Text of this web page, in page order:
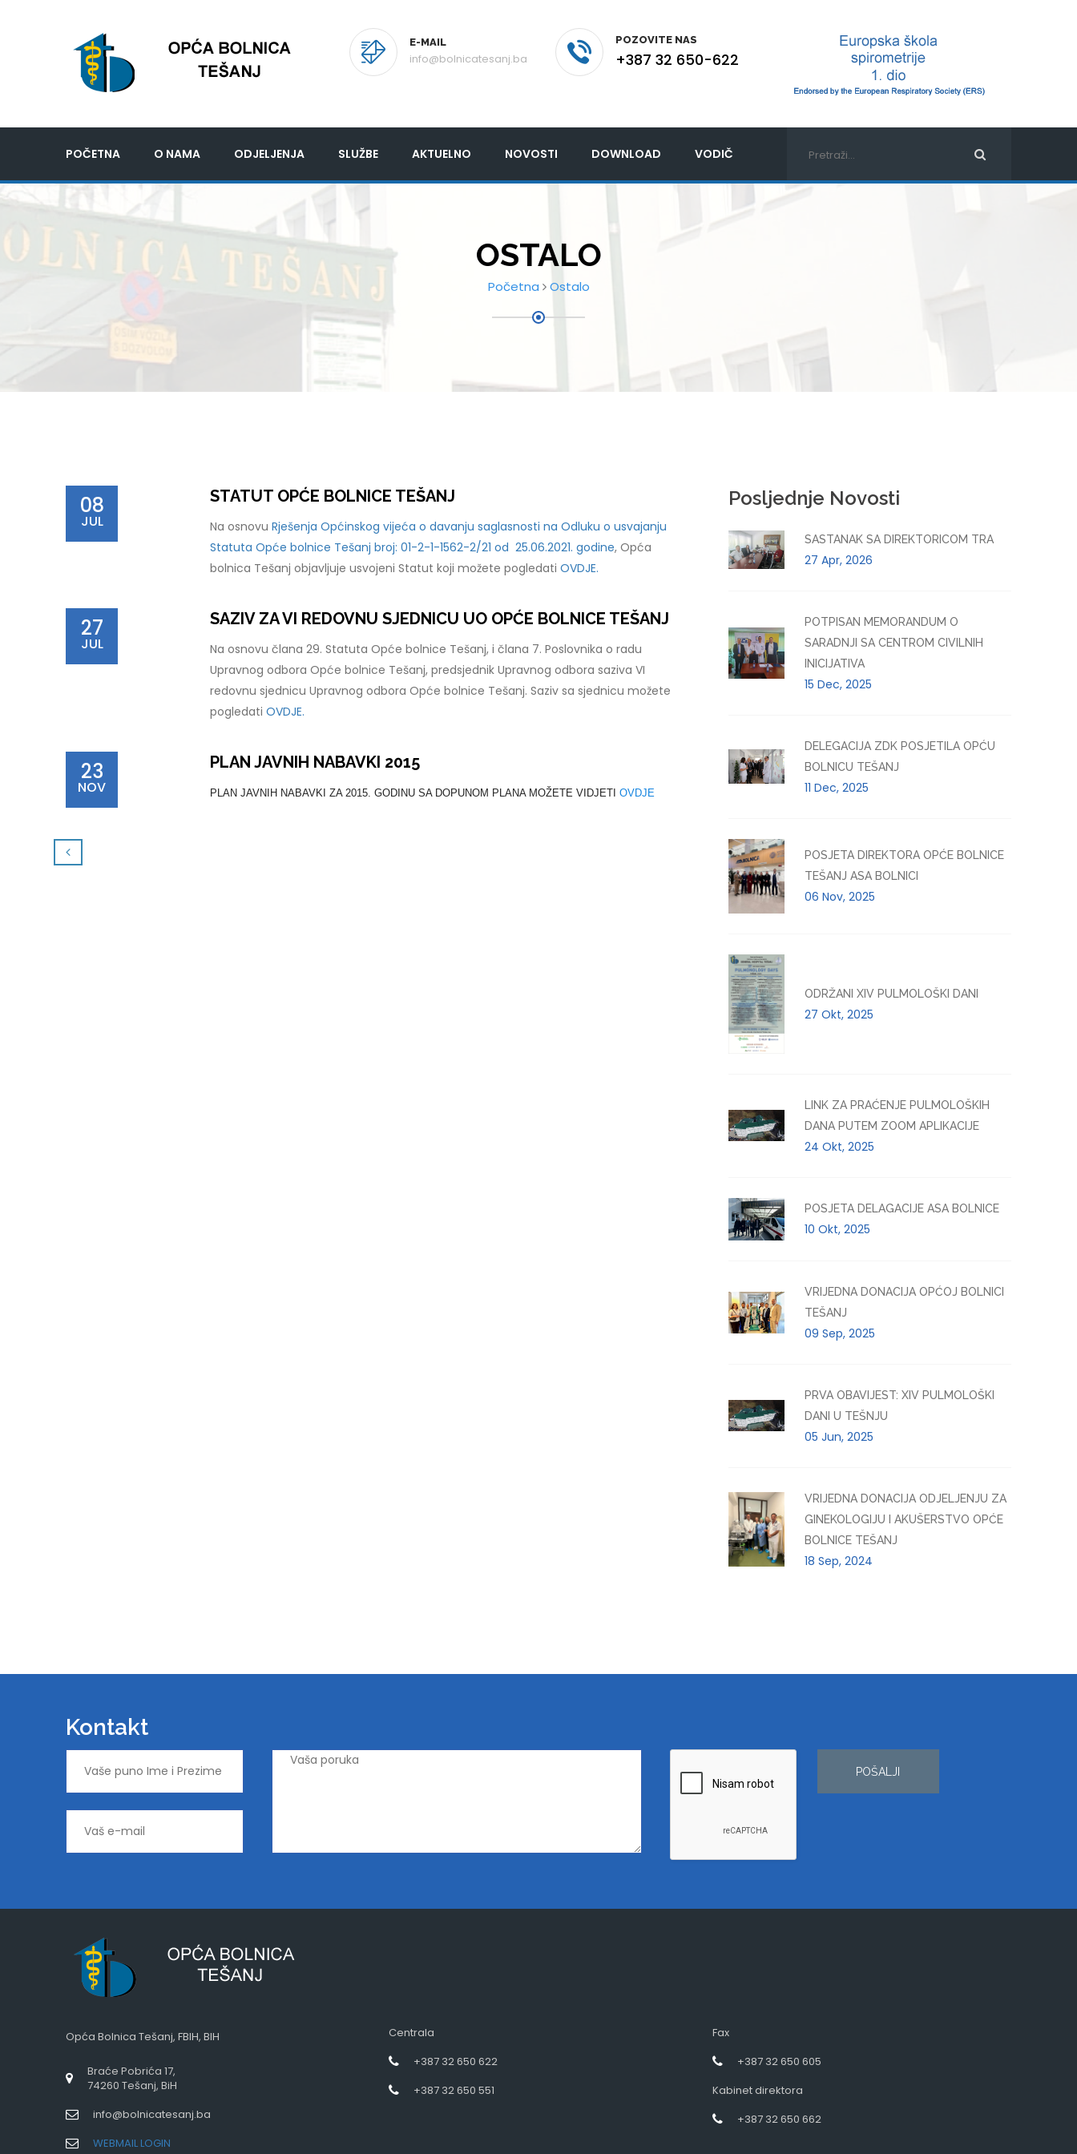
E-MAIL
info@bolnicatesanj.ba
POZOVITE NAS
+387 32 650-622
POČETNA O NAMA ODJELJENJA SLUŽBE AKTUELNO NOVOSTI DOWNLOAD VODIČ
OSTALO
Početna Ostalo
08
JUL
STATUT OPĆE BOLNICE TEŠANJ
Na osnovu Rješenja Općinskog vijeća o davanju saglasnosti na Odluku o usvajanju
Statuta Opće bolnice Tešanj broj: 01-2-1-1562-2/21 od 25.06.2021. godine, Opća
bolnica Tešanj objavljuje usvojeni Statut koji možete pogledati OVDJE.
27
JUL
SAZIV ZA VI REDOVNU SJEDNICU UO OPĆE BOLNICE TEŠANJ
Na osnovu člana 29. Statuta Opće bolnice Tešanj, i člana 7. Poslovnika o radu
Upravnog odbora Opće bolnice Tešanj, predsjednik Upravnog odbora saziva VI
redovnu sjednicu Upravnog odbora Opće bolnice Tešanj. Saziv sa sjednicu možete
pogledati OVDJE.
23
NOV
PLAN JAVNIH NABAVKI 2015
PLAN JAVNIH NABAVKI ZA 2015. GODINU SA DOPUNOM PLANA MOŽETE VIDJETI OVDJE
Posljednje Novosti
SASTANAK SA DIREKTORICOM TRA
27 Apr, 2026
POTPISAN MEMORANDUM O
SARADNJI SA CENTROM CIVILNIH
INICIJATIVA
15 Dec, 2025
DELEGACIJA ZDK POSJETILA OPĆU
BOLNICU TEŠANJ
11 Dec, 2025
POSJETA DIREKTORA OPĆE BOLNICE
TEŠANJ ASA BOLNICI
06 Nov, 2025
ODRŽANI XIV PULMOLOŠKI DANI
27 Okt, 2025
LINK ZA PRAĆENJE PULMOLOŠKIH
DANA PUTEM ZOOM APLIKACIJE
24 Okt, 2025
POSJETA DELAGACIJE ASA BOLNICE
10 Okt, 2025
VRIJEDNA DONACIJA OPĆOJ BOLNICI
TEŠANJ
09 Sep, 2025
PRVA OBAVIJEST: XIV PULMOLOŠKI
DANI U TEŠNJU
05 Jun, 2025
VRIJEDNA DONACIJA ODJELJENJU ZA
GINEKOLOGIJU I AKUŠERSTVO OPĆE
BOLNICE TEŠANJ
18 Sep, 2024
Kontakt
POŠALJI
Opća Bolnica Tešanj, FBIH, BIH
Braće Pobrića 17,
74260 Tešanj, BiH
info@bolnicatesanj.ba
WEBMAIL LOGIN
Centrala
+387 32 650 622
+387 32 650 551
Fax
+387 32 650 605
Kabinet direktora
+387 32 650 662